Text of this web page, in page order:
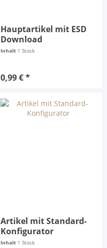
Hauptartikel mit ESD
Download
Inhalt 1 Stück
0,99 € *
Artikel mit Standard-
Konfigurator
Inhalt 1 Stück